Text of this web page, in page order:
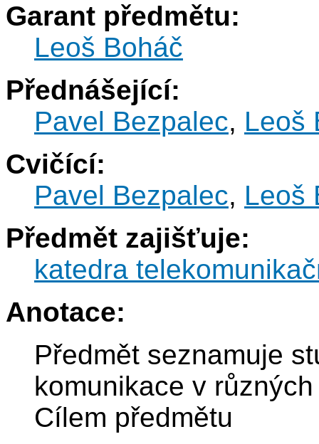
Garant předmětu:
Leoš Boháč
Přednášející:
Pavel Bezpalec, Leoš
Cvičící:
Pavel Bezpalec, Leoš
Předmět zajišťuje:
katedra
Anotace:
Předmět seznamuje
komunikace v
Cílem předmětu